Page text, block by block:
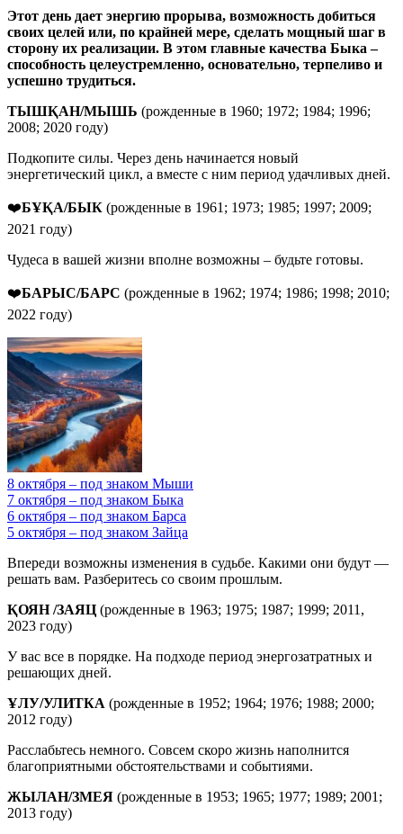
Этот день дает энергию прорыва, возможность добиться
своих целей или, по крайней мере, сделать мощный шаг в
сторону их реализации. В этом главные качества Быка –
способность целеустремленно, основательно, терпеливо и
успешно трудиться.
ТЫШҚАН/МЫШЬ (рожденные в 1960; 1972; 1984; 1996;
2008; 2020 году)
Подкопите силы. Через день начинается новый
энергетический цикл, а вместе с ним период удачливых дней.
❤️БҰҚА/БЫК (рожденные в 1961; 1973; 1985; 1997; 2009;
2021 году)
Чудеса в вашей жизни вполне возможны – будьте готовы.
❤️БАРЫС/БАРС (рожденные в 1962; 1974; 1986; 1998; 2010;
2022 году)
8 октября – под знаком Мыши
7 октября – под знаком Быка
6 октября – под знаком Барса
5 октября – под знаком Зайца
Впереди возможны изменения в судьбе. Какими они будут —
решать вам. Разберитесь со своим прошлым.
ҚОЯН /ЗАЯЦ (рожденные в 1963; 1975; 1987; 1999; 2011,
2023 году)
У вас все в порядке. На подходе период энергозатратных и
решающих дней.
ҰЛУ/УЛИТКА (рожденные в 1952; 1964; 1976; 1988; 2000;
2012 году)
Расслабьтесь немного. Совсем скоро жизнь наполнится
благоприятными обстоятельствами и событиями.
ЖЫЛАН/ЗМЕЯ (рожденные в 1953; 1965; 1977; 1989; 2001;
2013 году)